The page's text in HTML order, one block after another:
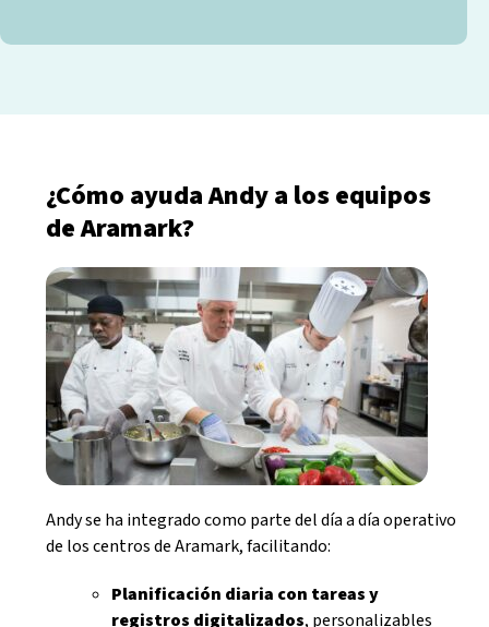
¿Cómo ayuda Andy a los equipos
de Aramark?
Andy se ha integrado como parte del día a día operativo
de los centros de Aramark, facilitando:
Planificación diaria con tareas y
registros digitalizados, personalizables